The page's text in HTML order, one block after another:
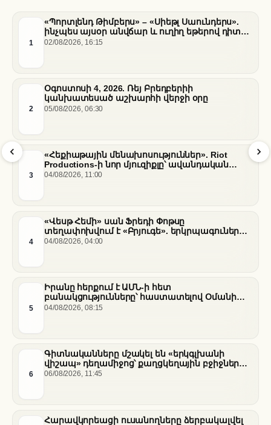
1
«Պորտլենդ Թիմբերս» – «Սիեթլ Սաունդերս».
ինչպես այսօր անվճար և ուղիղ եթերով դիտել
հանդիպումը
02/08/2026, 16:15
2
Օգոստոսի 4, 2026. Ռեյ Բրեդբերիի
կանխատեսած աշխարհի վերջի օրը
05/08/2026, 06:30
3
«Հեքիաթային մենախոսություններ». Riot
Productions-ի նոր մյուզիքլը՝ ավանդական
պատմությունների նոր վերաիմաստավորում
04/08/2026, 11:00
4
«Վեսթ Հեմի» սան Ֆրեդի Փոթսը
տեղափոխվում է «Բրյուգե». երկրպագուների
դժգոհությունը և ակումբի ռազմավարությունը
04/08/2026, 04:00
5
Իրանը հերքում է ԱՄՆ-ի հետ
բանակցությունները՝ հաստատելով Օմանի
միջնորդությամբ քննարկումները Հորմուզի
04/08/2026, 08:15
6
Գիտնականները մշակել են «երկգլխանի
վիշապ» դեղամիջոց՝ քաղցկեղային բջիջները
սովամահ անելու համար
06/08/2026, 11:45
Հարավկորեացի ուսանողները ձերբակալվել